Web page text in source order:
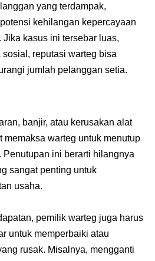
yang terdampak,
kehilangan kepercayaan
kasus ini tersebar luas,
reputasi warteg bisa
jumlah pelanggan setia.
banjir, atau kerusakan alat
memaksa warteg untuk menutup
ini berarti hilangnya
sangat penting untuk
usaha.
pemilik warteg juga harus
untuk memperbaiki atau
rusak. Misalnya, mengganti